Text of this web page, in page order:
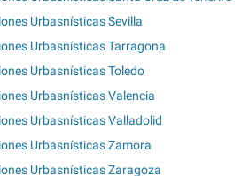
Urbasnísticas Sevilla
Urbasnísticas Tarragona
Urbasnísticas Toledo
Urbasnísticas Valencia
Urbasnísticas Valladolid
Urbasnísticas Zamora
Urbasnísticas Zaragoza